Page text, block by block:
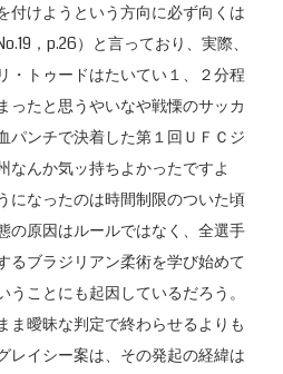
付けようという方向に必ず向くは
，p.26）と言っており、実際、
・トゥードはたいてい１、２分程
ったと思うやいなや戦慄のサッカ
パンチで決着した第１回ＵＦＣジ
なんか気ッ持ちよかったですよ
なったのは時間制限のついた頃
の原因はルールではなく、全選手
るブラジリアン柔術を学び始めて
ことにも起因しているだろう。
ま曖昧な判定で終わらせるよりも
レイシー案は、その発起の経緯は